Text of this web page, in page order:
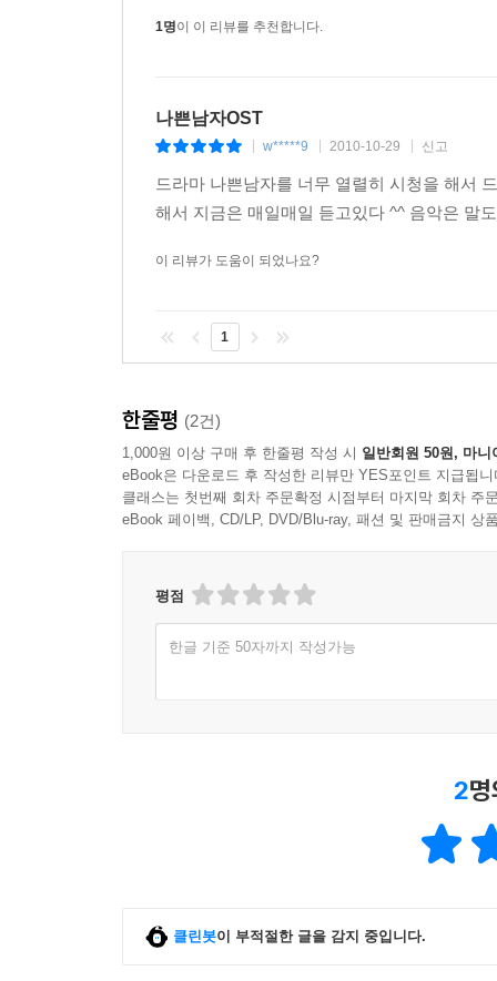
1명이 이 리뷰를 추천합니다.
나쁜남자OST
w*****9 2010-10-29 신고
드라마 나쁜남자를 너무 열렬히 시청을 해서
해서 지금은 매일매일 듣고있다 ^^ 음악은 말
이 리뷰가 도움이 되었나요?
1
한줄평 (2건)
1,000원 이상 구매 후 한줄평 작성 시 일반회원 50원, 마니
eBook은 다운로드 후 작성한 리뷰만 YES포인트 지급됩니
클래스는 첫번째 회차 주문확정 시점부터 마지막 회차 주
eBook 페이백, CD/LP, DVD/Blu-ray, 패션 및 판매금지 상
평점
한글 기준 50자까지 작성가능
2
클린봇이 부적절한 글을 감지 중입니다.